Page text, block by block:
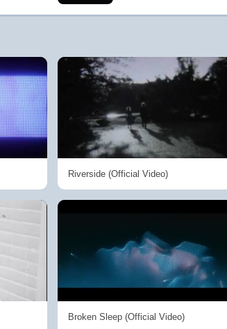
Riverside (Official Video)
Broken Sleep (Official Video)